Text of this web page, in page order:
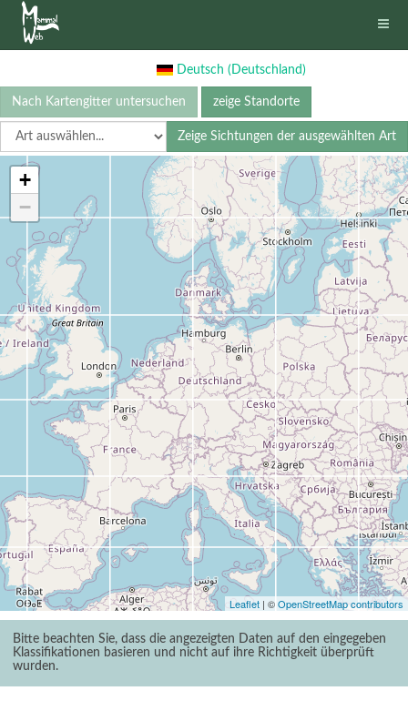
Deutsch (Deutschland)
Nach Kartengitter untersuchen zeige Standorte
Zeige Sichtungen der ausgewählten Art
+
−
Leaflet | ©OpenStreetMap contributors
Bitte beachten Sie, dass die angezeigten Daten auf den eingegeben
Klassifikationen basieren und nicht auf ihre Richtigkeit überprüft
wurden.